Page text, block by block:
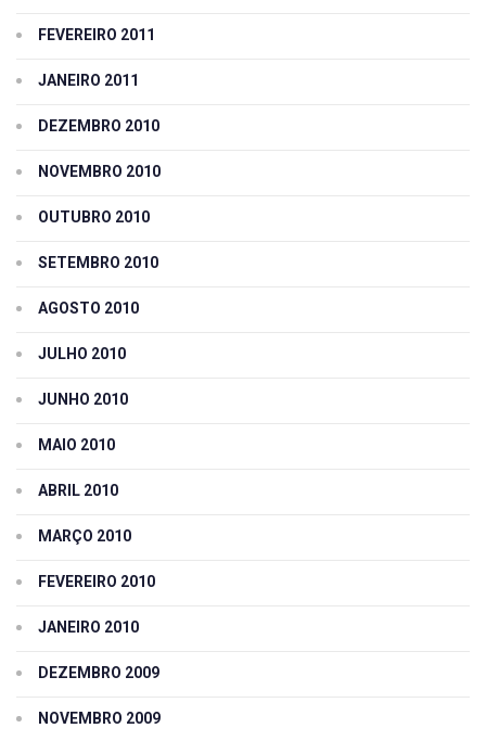
FEVEREIRO 2011
JANEIRO 2011
DEZEMBRO 2010
NOVEMBRO 2010
OUTUBRO 2010
SETEMBRO 2010
AGOSTO 2010
JULHO 2010
JUNHO 2010
MAIO 2010
ABRIL 2010
MARÇO 2010
FEVEREIRO 2010
JANEIRO 2010
DEZEMBRO 2009
NOVEMBRO 2009